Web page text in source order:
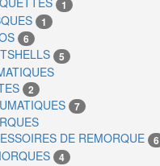
1
1
6
5
2
7
DE REMORQUE
6
4